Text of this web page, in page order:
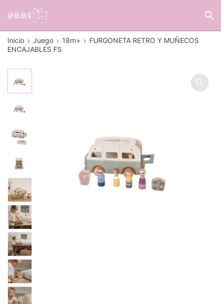
Inicio Juego 18m+
FURGONETA RETRO Y MUÑECOS
ENCAJABLES FS